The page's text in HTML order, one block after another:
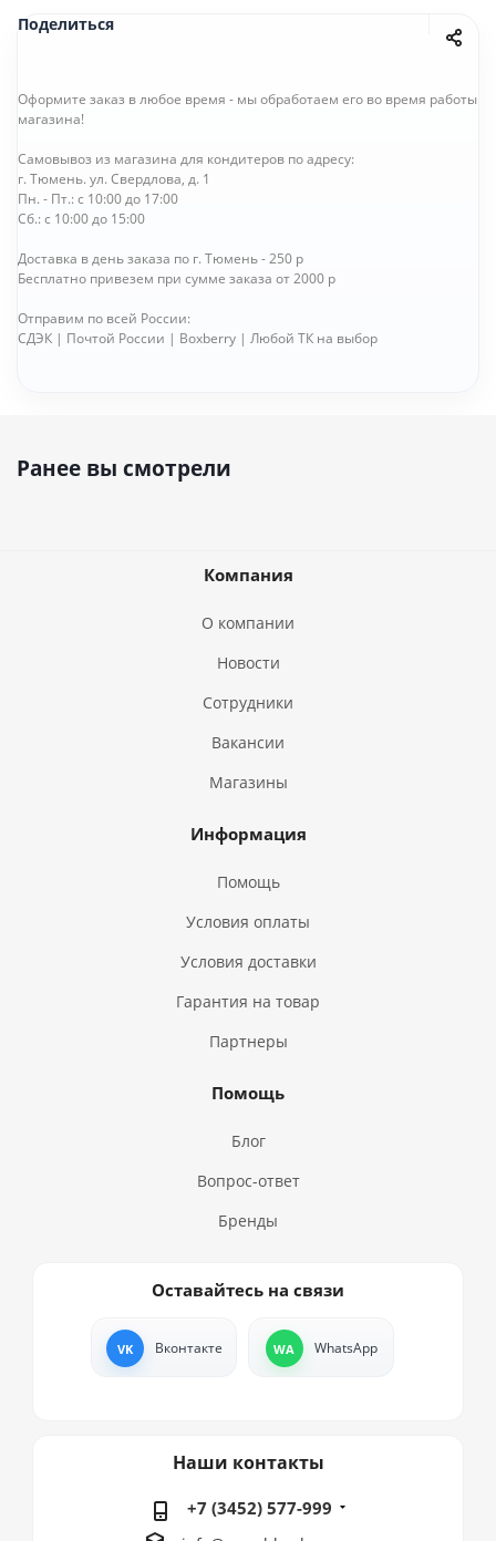
Поделиться
Оформите заказ в любое время - мы обработаем его во время работы
магазина!
Самовывоз из магазина для кондитеров по адресу:
г. Тюмень. ул. Свердлова, д. 1
Пн. - Пт.: с 10:00 до 17:00
Сб.: с 10:00 до 15:00
Доставка в день заказа по г. Тюмень - 250 р
Бесплатно привезем при сумме заказа от 2000 р
Отправим по всей России:
СДЭК | Почтой России | Boxberry | Любой ТК на выбор
Ранее вы смотрели
Компания
О компании
Новости
Сотрудники
Вакансии
Магазины
Информация
Помощь
Условия оплаты
Условия доставки
Гарантия на товар
Партнеры
Помощь
Блог
Вопрос-ответ
Бренды
Оставайтесь на связи
Вконтакте WhatsApp
Наши контакты
+7 (3452) 577-999